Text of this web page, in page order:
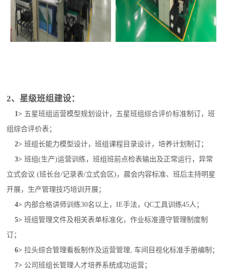
2、星级班组建设：
1> 五星班组运营模型规划设计，五星班组综合评价标准制订，班
组综合评价表；
2> 班组长能力模型设计，班组课程目录设计，培养计划制订；
3> 班组(生产)运营训练，班组班前点检表输出及正常运行，异常
立式会议 (班长台/记录表/立式会区)，晨会内容标准、班后主持明星
开展，生产管理技巧培训开展；
4> 内部合格讲师训练30名以上，IE手法，QC工具训练45人；
5> 班组管理文件及相关表单标准化，作业标准遵守管理制度制
订；
6> 拉头综合管理看板制作及运营管理, 车间目视化标准手册编制；
7> 公司班组长管理人才培养系统成功运营；